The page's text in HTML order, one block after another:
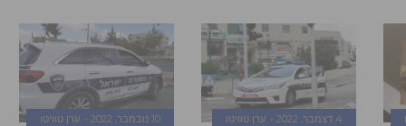
4 דצמבר, 2022 ערן טוויטו 10 נובמבר, 2022 ערן טוויטו